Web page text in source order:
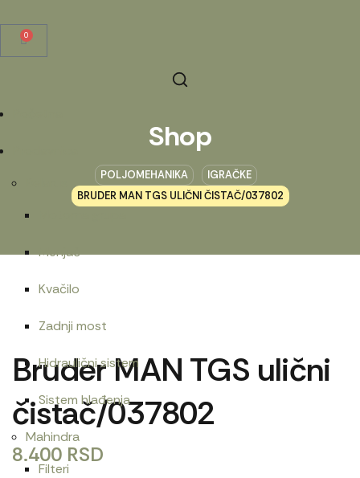
0
Menjač
Kvačilo
Zadnji most
Hidraulični sistem
Sistem hlađenja
Mahindra
Filteri
Shop
POLJOMEHANIKA
IGRAČKE
BRUDER MAN TGS ULIČNI ČISTAČ/037802
Bruder MAN TGS ulični
čistač/037802
8.400 RSD